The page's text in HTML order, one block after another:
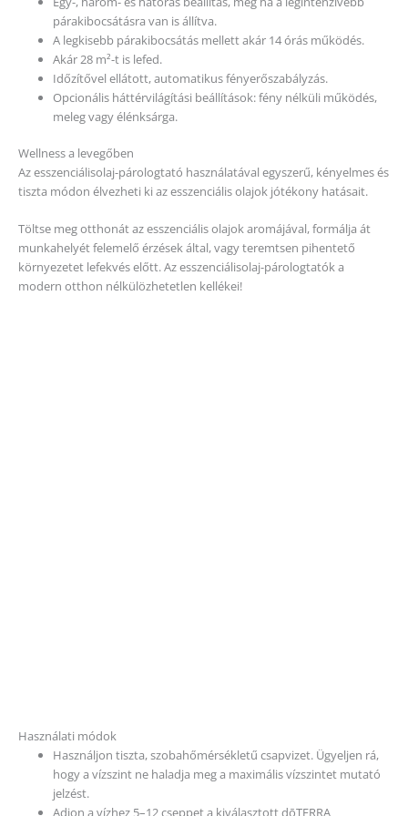
párakibocsátásra van is állítva.
A legkisebb párakibocsátás mellett akár 14 órás működés.
Akár 28 m²-t is lefed.
Időzítővel ellátott, automatikus fényerőszabályzás.
Opcionális háttérvilágítási beállítások: fény nélküli működés,
meleg vagy élénksárga.
Wellness a levegőben
Az esszenciálisolaj-párologtató használatával egyszerű, kényelmes és
tiszta módon élvezheti ki az esszenciális olajok jótékony hatásait.
Töltse meg otthonát az esszenciális olajok aromájával, formálja át
munkahelyét felemelő érzések által, vagy teremtsen pihentető
környezetet lefekvés előtt. Az esszenciálisolaj-párologtatók a
modern otthon nélkülözhetetlen kellékei!
Használati módok
Használjon tiszta, szobahőmérsékletű csapvizet. Ügyeljen rá,
hogy a vízszint ne haladja meg a maximális vízszintet mutató
jelzést.